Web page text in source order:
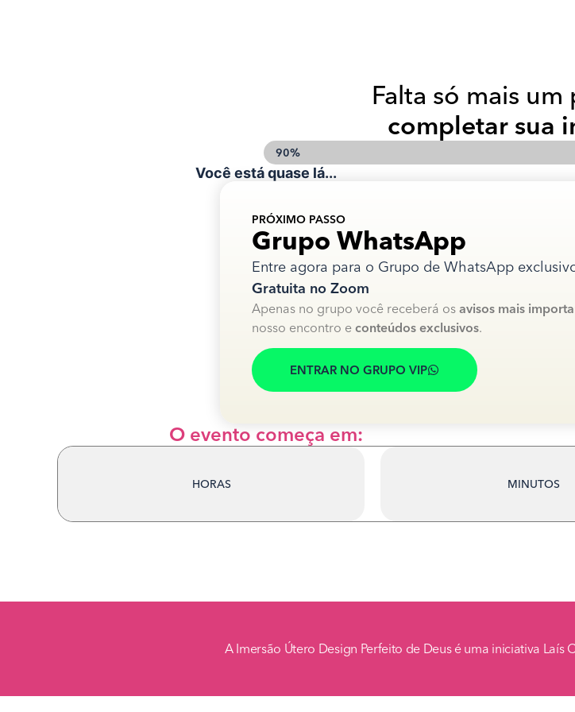
Falta só mais um
completar sua
INSCRIÇÃO
90%
Você está quase lá...
PRÓXIMO PASSO
Grupo WhatsApp
Entre agora para o Grupo de WhatsApp
Gratuita no Zoom
Apenas no grupo você receberá os avisos mais
nosso encontro e conteúdos exclusivos.
ENTRAR NO GRUPO VIP
O evento começa em:
HORAS MINUTOS
A Imersão Útero Design Perfeito de Deus é uma iniciativa Laís